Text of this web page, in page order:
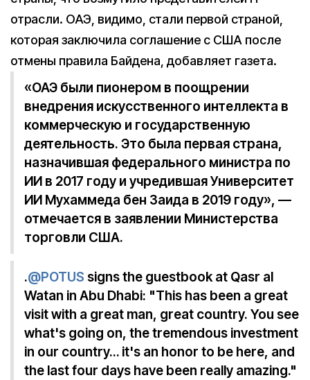
отрасли. ОАЭ, видимо, стали первой страной,
которая заключила соглашение с США после
отмены правила Байдена, добавляет газета.
«ОАЭ были пионером в поощрении
внедрения искусственного интеллекта в
коммерческую и государственную
деятельность. Это была первая страна,
назначившая федерального министра по
ИИ в 2017 году и учредившая Университет
ИИ Мухаммеда бен Заида в 2019 году», —
отмечается в заявлении Министерства
торговли США.
.@POTUS signs the guestbook at Qasr al
Watan in Abu Dhabi: "This has been a great
visit with a great man, great country. You see
what's going on, the tremendous investment
in our country… it's an honor to be here, and
the last four days have been really amazing."